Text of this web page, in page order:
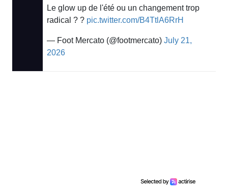
Le glow up de l'été ou un changement trop
radical ? ? pic.twitter.com/B4TtlA6RrH
— Foot Mercato (@footmercato) July 21,
2026